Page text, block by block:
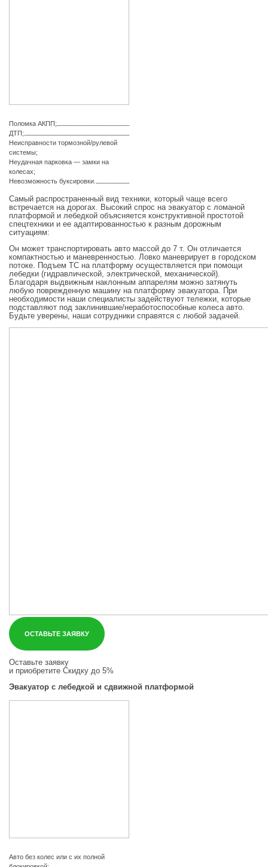
Поломка АКПП;
ДТП;
Неисправности тормозной/рулевой
системы;
Неудачная парковка — замки на
колесах;
Невозможность буксировки.
Самый распространенный вид техники, который чаще всего
встречается на дорогах. Высокий спрос на эвакуатор с ломаной
платформой и лебедкой объясняется конструктивной простотой
спецтехники и ее адаптированностью к разным дорожным
ситуациям:
Он может транспортировать авто массой до 7 т. Он отличается
компактностью и маневренностью. Ловко маневрирует в городском
потоке. Подъем ТС на платформу осуществляется при помощи
лебедки (гидравлической, электрической, механической).
Благодаря выдвижным наклонным аппарелям можно затянуть
любую поврежденную машину на платформу эвакуатора. При
необходимости наши специалисты задействуют тележки, которые
подставляют под заклинившие/неработоспособные колеса авто.
Будьте уверены, наши сотрудники справятся с любой задачей.
ОСТАВЬТЕ ЗАЯВКУ
Оставьте заявку
и приобретите Скидку до 5%
Эвакуатор с лебедкой и сдвижной платформой
Авто без колес или с их полной